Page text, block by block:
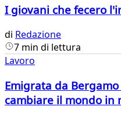
I giovani che fecero
di Redazione
7 min di lettura
Lavoro
Emigrata da
cambiare il mondo in